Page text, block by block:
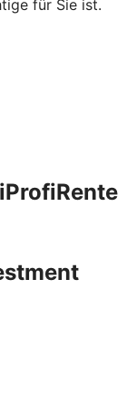
für Sie ist.